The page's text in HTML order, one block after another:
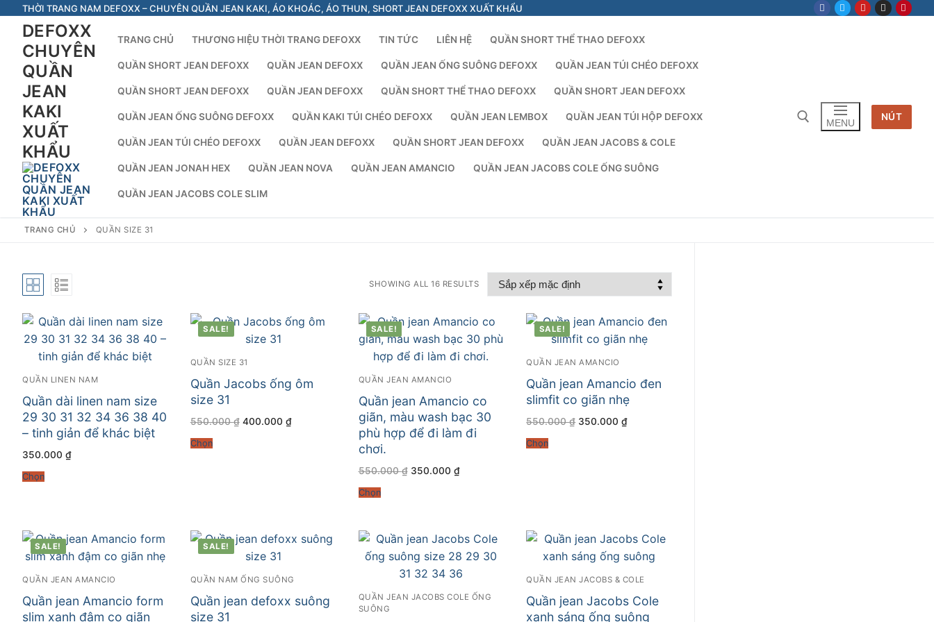
Chuyển
dung
THỜI TRANG NAM DEFOXX – CHUYÊN QUẦN JEAN KAKI, ÁO KHOÁC, ÁO THUN, SHORT JEAN DEFOXX XUẤT KHẨU
DEFOXX
CHUYÊN
QUẦN
JEAN
KAKI
XUẤT
KHẨU
TRANG CHỦ THƯƠNG HIỆU THỜI TRANG DEFOXX TIN TỨC LIÊN HỆ QUẦN SHORT THỂ THAO DEFOXX
QUẦN SHORT JEAN DEFOXX QUẦN JEAN DEFOXX QUẦN JEAN ỐNG SUÔNG DEFOXX QUẦN JEAN TÚI CHÉO DEFOXX
QUẦN SHORT JEAN DEFOXX QUẦN JEAN DEFOXX QUẦN SHORT THỂ THAO DEFOXX QUẦN SHORT JEAN DEFOXX
QUẦN JEAN ỐNG SUÔNG DEFOXX QUẦN KAKI TÚI CHÉO DEFOXX QUẦN JEAN LEMBOX QUẦN JEAN TÚI HỘP DEFOXX
QUẦN JEAN TÚI CHÉO DEFOXX QUẦN JEAN DEFOXX QUẦN SHORT JEAN DEFOXX QUẦN JEAN JACOBS & COLE
QUẦN JEAN JONAH HEX QUẦN JEAN NOVA QUẦN JEAN AMANCIO QUẦN JEAN JACOBS COLE ỐNG SUÔNG
QUẦN JEAN JACOBS COLE SLIM
Tìm kiếm cho:
MENU
NÚT
TRANG CHỦ QUẦN SIZE 31
SHOWING ALL 16 RESULTS
QUẦN LINEN NAM
Quần dài linen nam size
29 30 31 32 34 36 38 40
– tinh giản để khác biệt
350.000 ₫
Chọn
SALE!
QUẦN SIZE 31
Quần Jacobs ống ôm
size 31
550.000₫ Giá
400.000 ₫Giá
hiện
Chọn
SALE!
QUẦN JEAN AMANCIO
Quần jean Amancio co
giãn, màu wash bạc 30
phù hợp để đi làm đi
chơi.
550.000₫ Giá
350.000 ₫Giá
hiện
Chọn
SALE!
QUẦN JEAN AMANCIO
Quần jean Amancio đen
slimfit co giãn nhẹ
550.000₫ Giá
350.000₫Giá
Chọn
SALE!
QUẦN JEAN AMANCIO
Quần jean Amancio form
slim xanh đậm co giãn
SALE!
QUẦN NAM ỐNG SUÔNG
Quần jean defoxx suông
size 31
QUẦN JEAN JACOBS COLE ỐNG
SUÔNG
QUẦN JEAN JACOBS & COLE
Quần jean Jacobs Cole
xanh sáng ống suông